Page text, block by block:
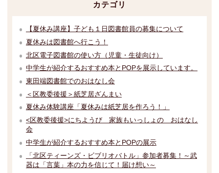
カテゴリ
【夏休み講座】子ども１日図書館員の募集について
夏休みは図書館へ行こう！
北区電子図書館の使い方（児童・生徒向け）
中学生が紹介するおすすめ本とPOPを展示しています。
東田端図書館でのおはなし会
＜区教委後援＞紙芝居ざんまい
夏休み体験講座「夏休みは紙芝居を作ろう！」
<区教委後援>にちようび 家族もいっしょの おはなし
会
中学生が紹介するおすすめ本とPOPの展示
「北区ティーンズ・ビブリオバトル」参加者募集！～武
器は「言葉」本の力を信じて！届け想い～